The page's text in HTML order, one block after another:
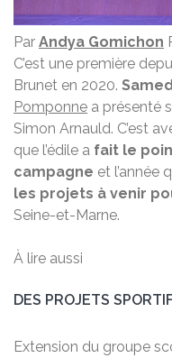
Par Andya Gomichon
C’est une première
Brunet en 2020.
Pomponne a présenté
Simon Arnauld. C’est
que l’édile a fait le
campagne et l’année
les projets à venir
Seine-et-Marne.
À lire aussi
DES PROJETS
Extension du groupe